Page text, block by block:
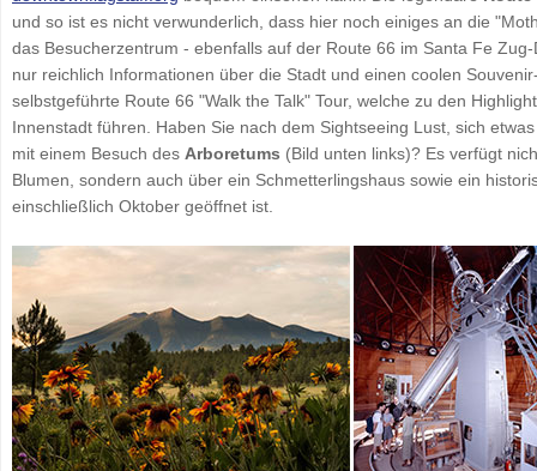
und so ist es nicht verwunderlich, dass hier noch einiges an die
das Besucherzentrum - ebenfalls auf der Route 66 im Santa Fe
nur reichlich Informationen über die Stadt und einen coolen
selbstgeführte Route 66 "Walk the Talk" Tour, welche zu den
Innenstadt führen. Haben Sie nach dem Sightseeing Lust, sich
mit einem Besuch des Arboretums (Bild unten links)? Es verfügt
Blumen, sondern auch über ein Schmetterlingshaus sowie ein
einschließlich Oktober geöffnet ist.